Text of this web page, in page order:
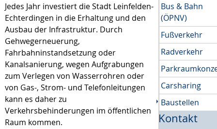
Jedes Jahr investiert die Stadt Leinfelden-
Echterdingen in die Erhaltung und den
Ausbau der Infrastruktur. Durch
Gehwegerneuerung,
Fahrbahninstandsetzung oder
Kanalsanierung, wegen Aufgrabungen
zum Verlegen von Wasserrohren oder
von Gas-, Strom- und Telefonleitungen
kann es daher zu
Verkehrsbehinderungen im öffentlichen
Raum kommen.
Bus & Bahn
(ÖPNV)
Fußverkehr
Radverkehr
Carsharing
Baustellen
Kontakt